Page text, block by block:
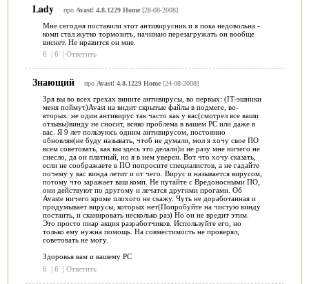
Lady про Avast! 4.8.1229 Home[28-08-2008]
Мне сегодня поставили этот антивирусник и я пока недовольна -
комп стал жутко тормозить, начинаю перезагружать он вообще
виснет. Не нравится он мне.
6
| 6 | Ответить
Знающий про Avast! 4.8.1229 Home[24-08-2008]
Зря вы во всех грехах вините антивирусы, во первых: (IT-эшники
меня поймут)Avast на видит скрытые файлы в подмеге, во-
вторых: не один антивирус так часто как у вас(смотрел все ваши
отзывы)винду не сносит, всяко проблема в вашем PC или даже в
вас. Я 9 лет пользуюсь одним антивирусом, постоянно
обновляя(не буду называть, чтоб не думали, мол я хочу свое ПО
всем советовать, как вы здесь это делали)и не разу мне ничего не
снесло, да он платный, но я в нем уверен. Вот что хочу сказать,
если не соображаете в ПО попросите специалистов, а не гадайте
почему у вас винда летит и от чего. Вирус и называется вирусом,
потому что заражает ваш комп. Не путайте с Вредоносными ПО,
они действуют по другому и лечатся другими прогами. Об
Avaste ничего кроме плохого не скажу. Чуть не доработанная и
придумывает вирусы, которых нет(Попробуйте на чистую винду
постаить, и сканировать несколько раз) Но он не вредит этим.
Это просто пиар акция разработчиков. Используйте его, но
только ему нужна помощь. На совместимость не проверял,
советовать не могу.
Здоровья вам и вашему PC
6
| 6 | Ответить